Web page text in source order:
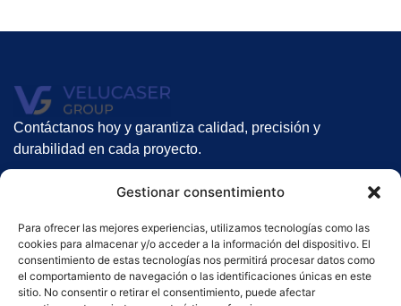
Gestionar consentimiento
Para ofrecer las mejores experiencias, utilizamos tecnologías como las
cookies para almacenar y/o acceder a la información del dispositivo. El
consentimiento de estas tecnologías nos permitirá procesar datos como
el comportamiento de navegación o las identificaciones únicas en este
sitio. No consentir o retirar el consentimiento, puede afectar
Contáctanos hoy y garantiza calidad, precisión y
durabilidad en cada proyecto.
Nuestros servicios
Gunitado
Alquiler de gunitadoras
Contacto